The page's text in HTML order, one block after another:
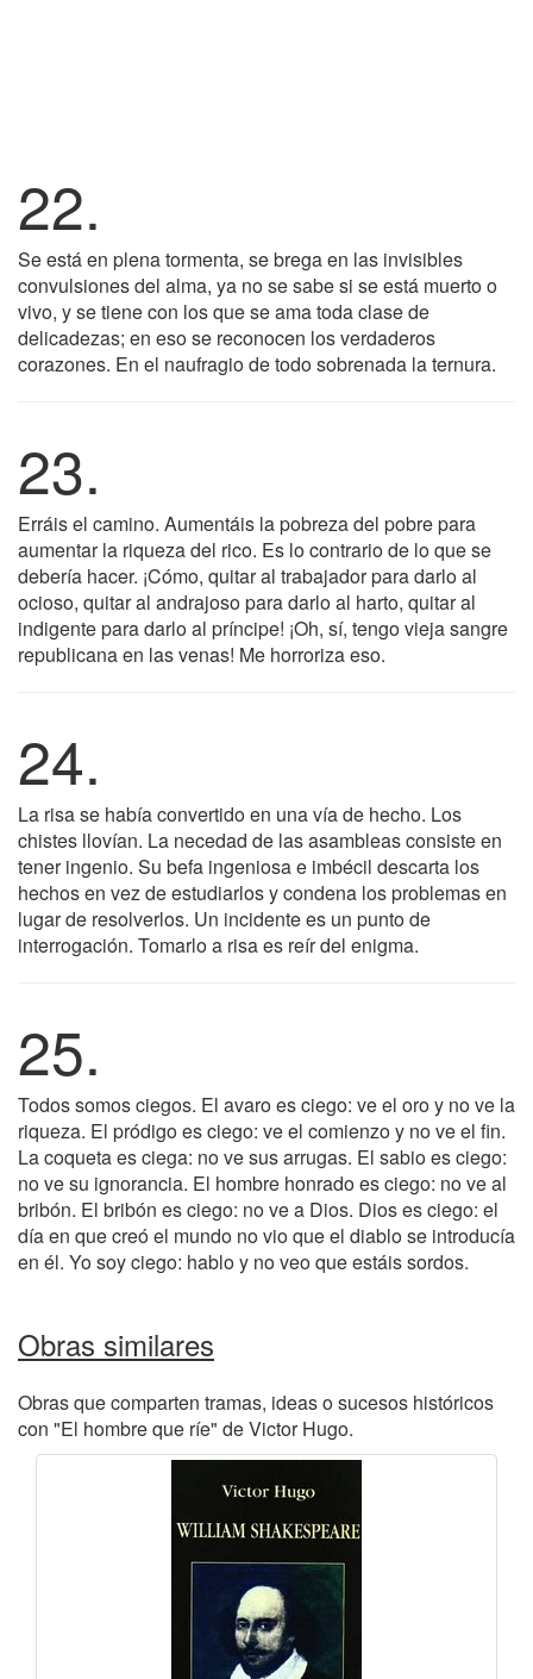
22.
Se está en plena tormenta, se brega en las invisibles
convulsiones del alma, ya no se sabe si se está muerto o
vivo, y se tiene con los que se ama toda clase de
delicadezas; en eso se reconocen los verdaderos
corazones. En el naufragio de todo sobrenada la ternura.
23.
Erráis el camino. Aumentáis la pobreza del pobre para
aumentar la riqueza del rico. Es lo contrario de lo que se
debería hacer. ¡Cómo, quitar al trabajador para darlo al
ocioso, quitar al andrajoso para darlo al harto, quitar al
indigente para darlo al príncipe! ¡Oh, sí, tengo vieja sangre
republicana en las venas! Me horroriza eso.
24.
La risa se había convertido en una vía de hecho. Los
chistes llovían. La necedad de las asambleas consiste en
tener ingenio. Su befa ingeniosa e imbécil descarta los
hechos en vez de estudiarlos y condena los problemas en
lugar de resolverlos. Un incidente es un punto de
interrogación. Tomarlo a risa es reír del enigma.
25.
Todos somos ciegos. El avaro es ciego: ve el oro y no ve la
riqueza. El pródigo es ciego: ve el comienzo y no ve el fin.
La coqueta es ciega: no ve sus arrugas. El sabio es ciego:
no ve su ignorancia. El hombre honrado es ciego: no ve al
bribón. El bribón es ciego: no ve a Dios. Dios es ciego: el
día en que creó el mundo no vio que el diablo se introducía
en él. Yo soy ciego: hablo y no veo que estáis sordos.
Obras similares
Obras que comparten tramas, ideas o sucesos históricos
con "El hombre que ríe" de Victor Hugo.